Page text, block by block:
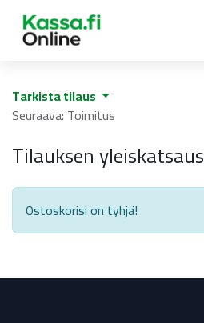
Tarkista tilaus
Seuraava: Toimitus
Tilauksen yleiskatsaus
Ostoskorisi on tyhjä!